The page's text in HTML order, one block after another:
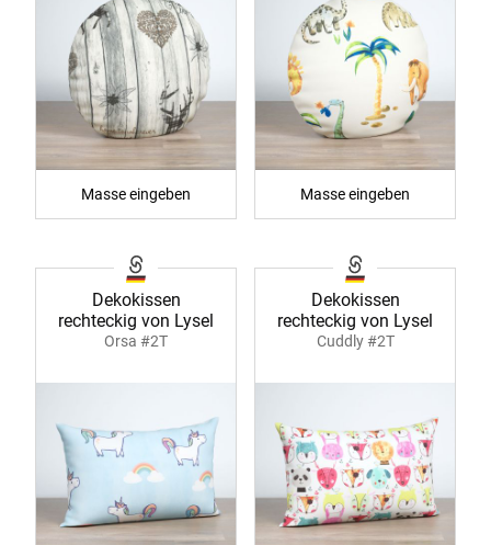
Masse eingeben Masse eingeben
Dekokissen
rechteckig von Lysel
Orsa #2T
Dekokissen
rechteckig von Lysel
Cuddly #2T